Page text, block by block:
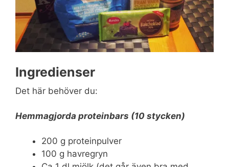
Ingredienser
Det här behöver du:
Hemmagjorda proteinbars (10 stycken)
200 g proteinpulver
100 g havregryn